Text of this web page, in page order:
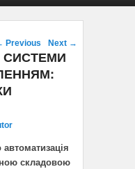
navigation
Previous Next →
СИСТЕМИ
складовою